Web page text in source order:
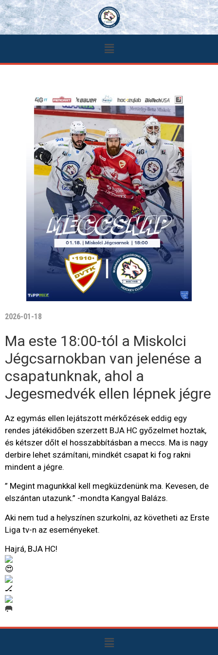
2026-01-18
Ma este 18:00-tól a Miskolci
Jégcsarnokban van jelenése a
csapatunknak, ahol a
Jegesmedvék ellen lépnek jégre
Az egymás ellen lejátszott mérkőzések eddig egy
rendes játékidőben szerzett BJA HC győzelmet hoztak,
és kétszer dőlt el hosszabbításban a meccs. Ma is nagy
derbire lehet számítani, mindkét csapat ki fog rakni
mindent a jégre.
” Megint magunkkal kell megküzdenünk ma. Kevesen, de
elszántan utazunk.” -mondta Kangyal Balázs.
Aki nem tud a helyszínen szurkolni, az követheti az Erste
Liga tv-n az eseményeket.
Hajrá, BJA HC!